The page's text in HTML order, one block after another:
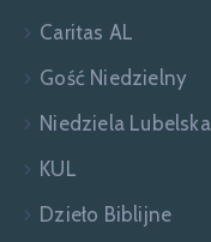
Caritas AL
Gość Niedzielny
Niedziela Lubelska
KUL
Dzieło Biblijne